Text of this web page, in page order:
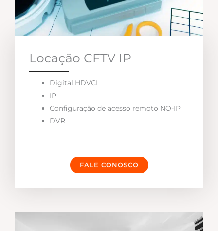
Locação CFTV IP
Digital HDVCI
IP
Configuração de acesso remoto NO-IP
DVR
FALE CONOSCO